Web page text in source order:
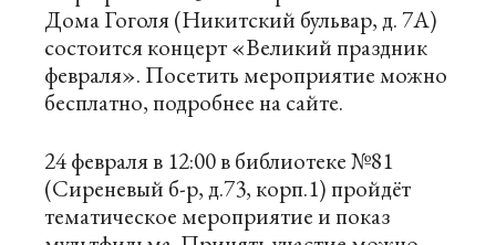
Дома Гоголя (Никитский бульвар, д. 7А)
состоится концерт «Великий праздник
февраля». Посетить мероприятие можно
бесплатно, подробнее насайте.
24 февраля в 12:00 в библиотеке №81
(Сиреневый б-р, д.73, корп.1) пройдёт
тематическое мероприятие и показ